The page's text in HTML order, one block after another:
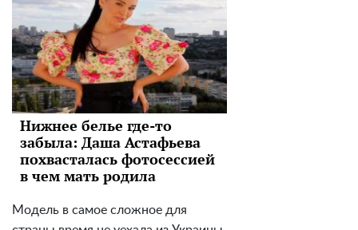
Нижнее белье где-то
забыла: Даша Астафьева
похвасталась фотосессией
в чем мать родила
Модель в самое сложное для